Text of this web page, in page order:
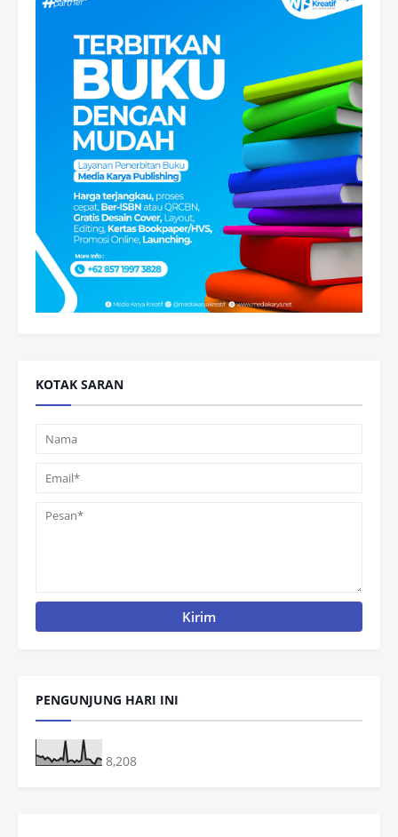
KOTAK SARAN
PENGUNJUNG HARI INI
8,208